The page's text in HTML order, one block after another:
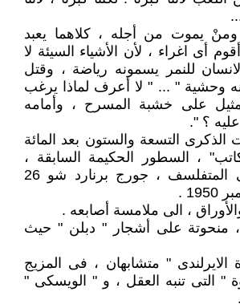
يموت من أجله ، كلاهما يعبد
أى اغراء ، لأن الأشياء السيئة لا
للنمر يسمونه رياضة ، وقتل
وحشية " ... " لا أعرف لماذا يرغب
على خشبة المسرح ، وأمامه
عليه ؟ ".
الذكرى التسعة والستون بعد المائة
" كاتب" ، السطور الحكيمة السابقة ،
الايرلندى المسرحى المتفلسف ، جورج برنارد شو 26
، الى ملامسة أصابعه .
، منحوتة على أشجار " دبلن " حيث
" متشابهان ، فى المزيج
" التى تنبه العقل ، و " الويسكى "